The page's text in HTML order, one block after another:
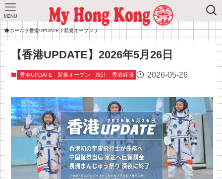
MENU
ホーム 香港UPDATE 新規オープン
【香港UPDATE】2026年5月26日
香港UPDATE 新規オープン 統計 香港経済 2026-05-26